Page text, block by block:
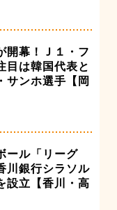
開幕！Ｊ１・フ
は韓国代表と
サンホ選手【岡
ール「リーグ
川銀行シラソル
設立【香川・高